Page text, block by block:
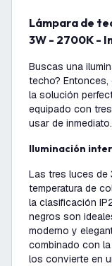
Lámpara de techo LED Negra Trio - Regulable -
3W - 2700K -
Buscas una
techo? Entonces,
la solución
equipado con
usar de inmediato.
Iluminación
Las tres luces de
temperatura de
la clasificación
negros son
moderno y
combinado con la
los convierte en